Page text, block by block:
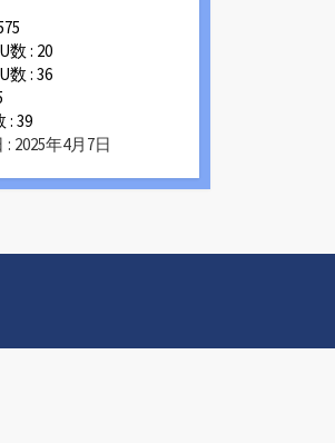
数 : 20
数 : 36
: 39
2025年4月7日